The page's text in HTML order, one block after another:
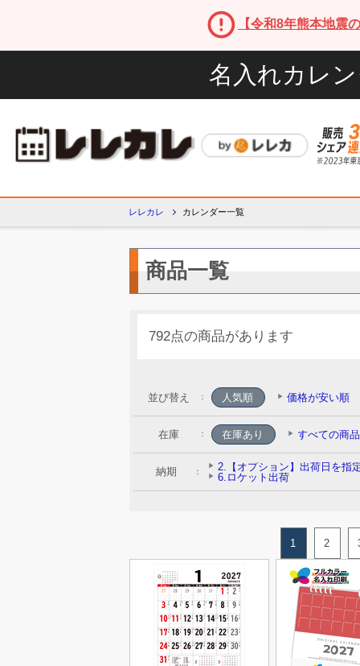
【令和8年熊本地震
名入れカレ
レレカレ カレンダー一覧
商品一覧
792点の商品があります
並び替え ： 人気順 価格が安い順
在庫 ：
納期 ：
1 2